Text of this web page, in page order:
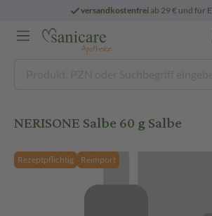
versandkostenfreiab 29 € und für
NERISONE Salbe 60 g Salbe
Rezeptpflichtig Reimport